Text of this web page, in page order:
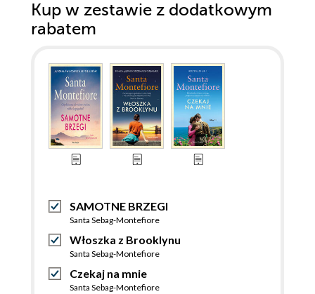
Kup w zestawie z dodatkowym
rabatem
SAMOTNE BRZEGI
Santa Sebag-Montefiore
Włoszka z Brooklynu
Santa Sebag-Montefiore
Czekaj na mnie
Santa Sebag-Montefiore